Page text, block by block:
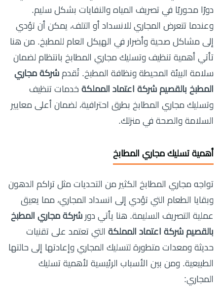
دورًا محوريًا في تصريف المياه والنفايات بشكل سليم.
وعندما تتعرض المجاري للانسداد أو التلف، يمكن أن تؤدي
إلى مشاكل صحية وأضرار في الهيكل العام للمطبخ. من هنا
تأتي أهمية تنظيف وتسليك مجاري المطابخ بانتظام لضمان
سلامة البيئة المحيطة ونظافة المطبخ. تُقدم شركة مجاري
المطبخ بالقصيم شركة اعتماد المملكة خدمات تنظيف
وتسليك مجاري المطابخ بطرق احترافية، لضمان أعلى معايير
السلامة والصحة في منزلك.
أهمية تسليك مجاري المطابخ
تواجه مجاري المطابخ الكثير من التحديات مثل تراكم الدهون
وبقايا الطعام التي تؤدي إلى انسداد المجاري، مما يعيق
عملية التصريف السليمة. هنا يأتي دور شركة مجاري المطبخ
بالقصيم شركة اعتماد المملكة التي تعتمد على تقنيات
حديثة ومعدات متطورة لتسليك المجاري وإعادتها إلى حالتها
الطبيعية. ومن بين الأسباب الرئيسية لأهمية تسليك
المجاري: